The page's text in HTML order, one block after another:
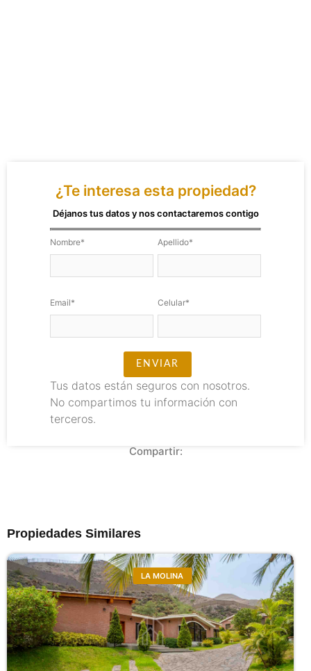
¿Te interesa esta propiedad?
Déjanos tus datos y nos contactaremos contigo
Nombre* Apellido*
Email* Celular*
Tus datos están seguros con nosotros.
No compartimos tu información con
terceros.
Compartir:
Propiedades Similares
LA MOLINA